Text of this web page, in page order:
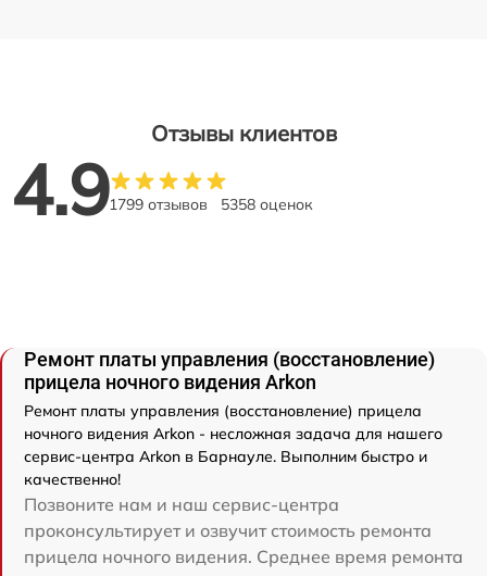
Отзывы клиентов
4.91799 отзывов 5358 оценок
Ремонт платы управления (восстановление)
прицела ночного видения Arkon
Ремонт платы управления (восстановление) прицела
ночного видения Arkon - несложная задача для нашего
сервис-центра Arkon в Барнауле. Выполним быстро и
качественно!
Позвоните нам и наш сервис-центра
проконсультирует и озвучит стоимость ремонта
прицела ночного видения. Среднее время ремонта